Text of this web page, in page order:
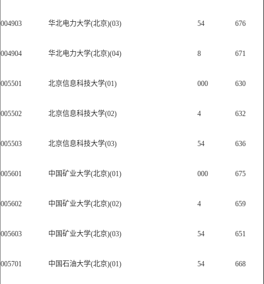
004903 华北电力大学(北京)(03) 54 676
004904 华北电力大学(北京)(04) 8 671
005501 北京信息科技大学(01) 000 630
005502 北京信息科技大学(02) 4 632
005503 北京信息科技大学(03) 54 636
005601 中国矿业大学(北京)(01) 000 675
005602 中国矿业大学(北京)(02) 4 659
005603 中国矿业大学(北京)(03) 54 651
005701 中国石油大学(北京)(01) 54 668